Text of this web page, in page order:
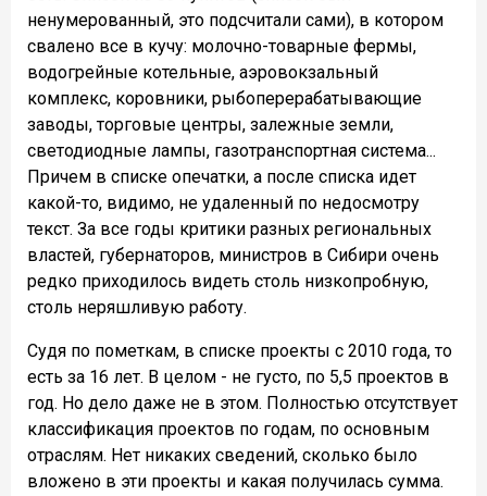
ненумерованный, это подсчитали сами), в котором
свалено все в кучу: молочно-товарные фермы,
водогрейные котельные, аэровокзальный
комплекс, коровники, рыбоперерабатывающие
заводы, торговые центры, залежные земли,
светодиодные лампы, газотранспортная система...
Причем в списке опечатки, а после списка идет
какой-то, видимо, не удаленный по недосмотру
текст. За все годы критики разных региональных
властей, губернаторов, министров в Сибири очень
редко приходилось видеть столь низкопробную,
столь неряшливую работу.
Судя по пометкам, в списке проекты с 2010 года, то
есть за 16 лет. В целом - не густо, по 5,5 проектов в
год. Но дело даже не в этом. Полностью отсутствует
классификация проектов по годам, по основным
отраслям. Нет никаких сведений, сколько было
вложено в эти проекты и какая получилась сумма.